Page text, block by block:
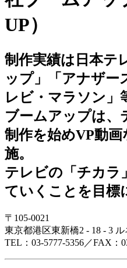
UP）
制作実績は日本テ
ップ」「アナザー
レビ・マラソン」
ブームアップは、
制作を始めVP動
施。
テレビの「チカラ
ていくことを目標
〒105-0021
東京都港区東新橋2 - 18 - 3
TEL：03-5777-5356／FAX：